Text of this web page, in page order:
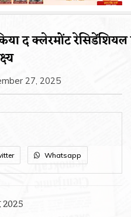
द क्लेरमोंट रेसिडेंशियल
27, 2025
Whatsapp
2025